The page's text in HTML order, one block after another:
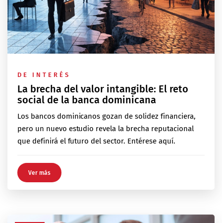
DE INTERÉS
La brecha del valor intangible: El reto
social de la banca dominicana
Los bancos dominicanos gozan de solidez financiera,
pero un nuevo estudio revela la brecha reputacional
que definirá el futuro del sector. Entérese aquí.
Ver más